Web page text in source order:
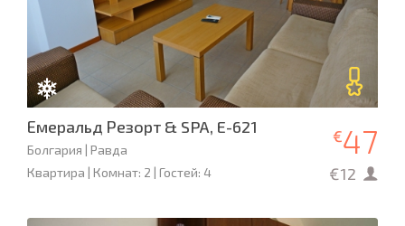
Емеральд Резорт & SPA, E-621
Болгария | Равда
Квартира | Комнат: 2 | Гостей: 4
€47
€12